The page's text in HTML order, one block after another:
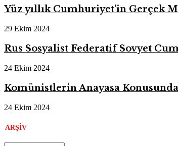
Yüz yıllık Cumhuriyet’in Gerçek
29 Ekim 2024
Rus Sosyalist Federatif Sovyet
24 Ekim 2024
Komünistlerin Anayasa
24 Ekim 2024
ARŞIV